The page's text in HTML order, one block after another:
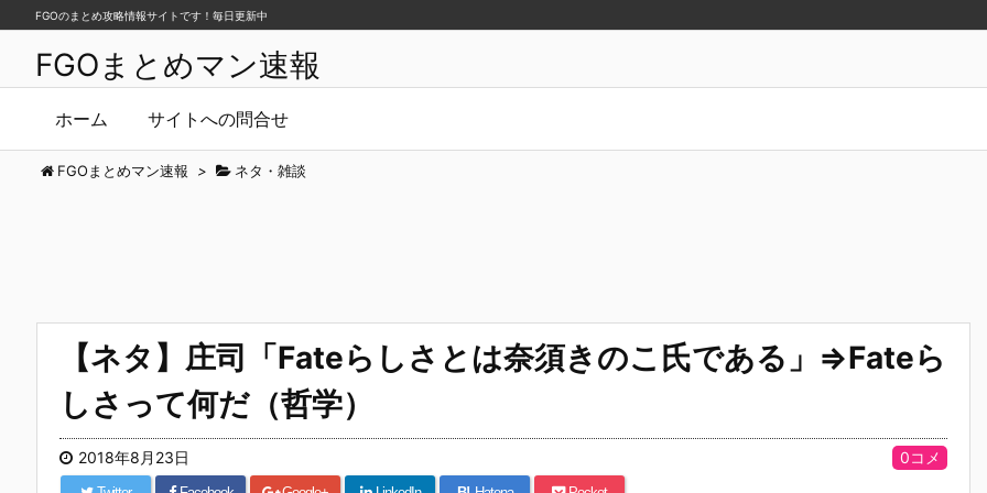
FGOまとめマン速報
ホーム サイトへの問合せ
FGOのまとめ攻略情報サイトです！毎日更新中
FGOまとめマン速報 > ネタ・雑談
【ネタ】庄司「Fateらしさとは奈須きのこ氏である」⇒Fateら
しさって何だ（哲学）
2018年8月23日 0コメ